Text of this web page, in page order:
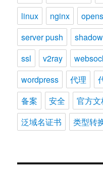
linux
nginx
server push
ssl
v2ray
wordpress
代理
备案
安全 官方文
泛域名证书
类型转